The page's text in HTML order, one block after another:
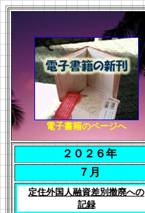
電子書籍のページへ
２０２６年
７月
定住外国人融資差別撤廃への
記録